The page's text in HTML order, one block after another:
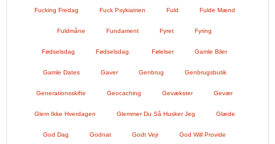
Fucking Fredag Fuck Psykiatrien Fuld Fulde Mænd
Fuldmåne Fundament Fyret Fyring
Fødselsdag Fødselsdag. Følelser Gamle Biler
Gamle Dates Gaver Genbrug Genbrugsbutik
Generationsskifte Geocaching Gevækster Gevær
Glem Ikke Hverdagen Glemmer Du Så Husker Jeg Glæde
God Dag Godnat Godt Vejr God Will Provide